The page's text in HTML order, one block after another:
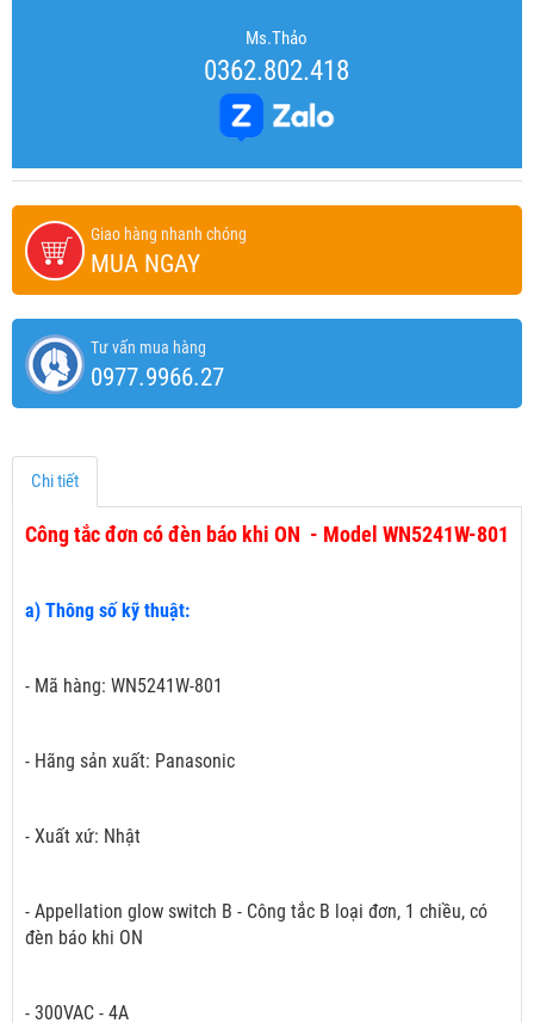
Ms.Thảo
0362.802.418
Giao hàng nhanh chóng
MUA NGAY
Tư vấn mua hàng
0977.9966.27
Chi tiết
Công tắc đơn có đèn báo khi ON - Model WN5241W-801
a) Thông số kỹ thuật:
- Mã hàng: WN5241W-801
- Hãng sản xuất: Panasonic
- Xuất xứ: Nhật
- Appellation glow switch B - Công tắc B loại đơn, 1 chiều, có
đèn báo khi ON
- 300VAC - 4A